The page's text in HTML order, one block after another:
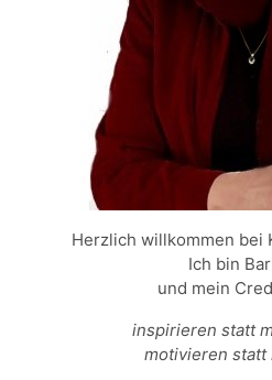
Herzlich willkommen bei
Ich bin
und mein
inspirieren statt
motivieren statt